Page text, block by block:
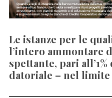
Le istanze per le
l’intero ammontare
spettante, pari
datoriale – nel